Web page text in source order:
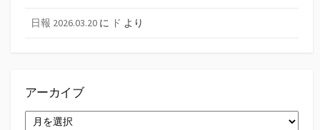
日報 2026.03.20 に ド より
アーカイブ